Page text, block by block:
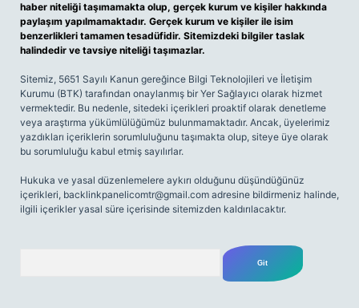
haber niteliği taşımamakta olup, gerçek kurum ve kişiler hakkında
paylaşım yapılmamaktadır. Gerçek kurum ve kişiler ile isim
benzerlikleri tamamen tesadüfidir. Sitemizdeki bilgiler taslak
halindedir ve tavsiye niteliği taşımazlar.
Sitemiz, 5651 Sayılı Kanun gereğince Bilgi Teknolojileri ve İletişim
Kurumu (BTK) tarafından onaylanmış bir Yer Sağlayıcı olarak hizmet
vermektedir. Bu nedenle, sitedeki içerikleri proaktif olarak denetleme
veya araştırma yükümlülüğümüz bulunmamaktadır. Ancak, üyelerimiz
yazdıkları içeriklerin sorumluluğunu taşımakta olup, siteye üye olarak
bu sorumluluğu kabul etmiş sayılırlar.
Hukuka ve yasal düzenlemelere aykırı olduğunu düşündüğünüz
içerikleri, backlinkpanelicomtr@gmail.com adresine bildirmeniz halinde,
ilgili içerikler yasal süre içerisinde sitemizden kaldırılacaktır.